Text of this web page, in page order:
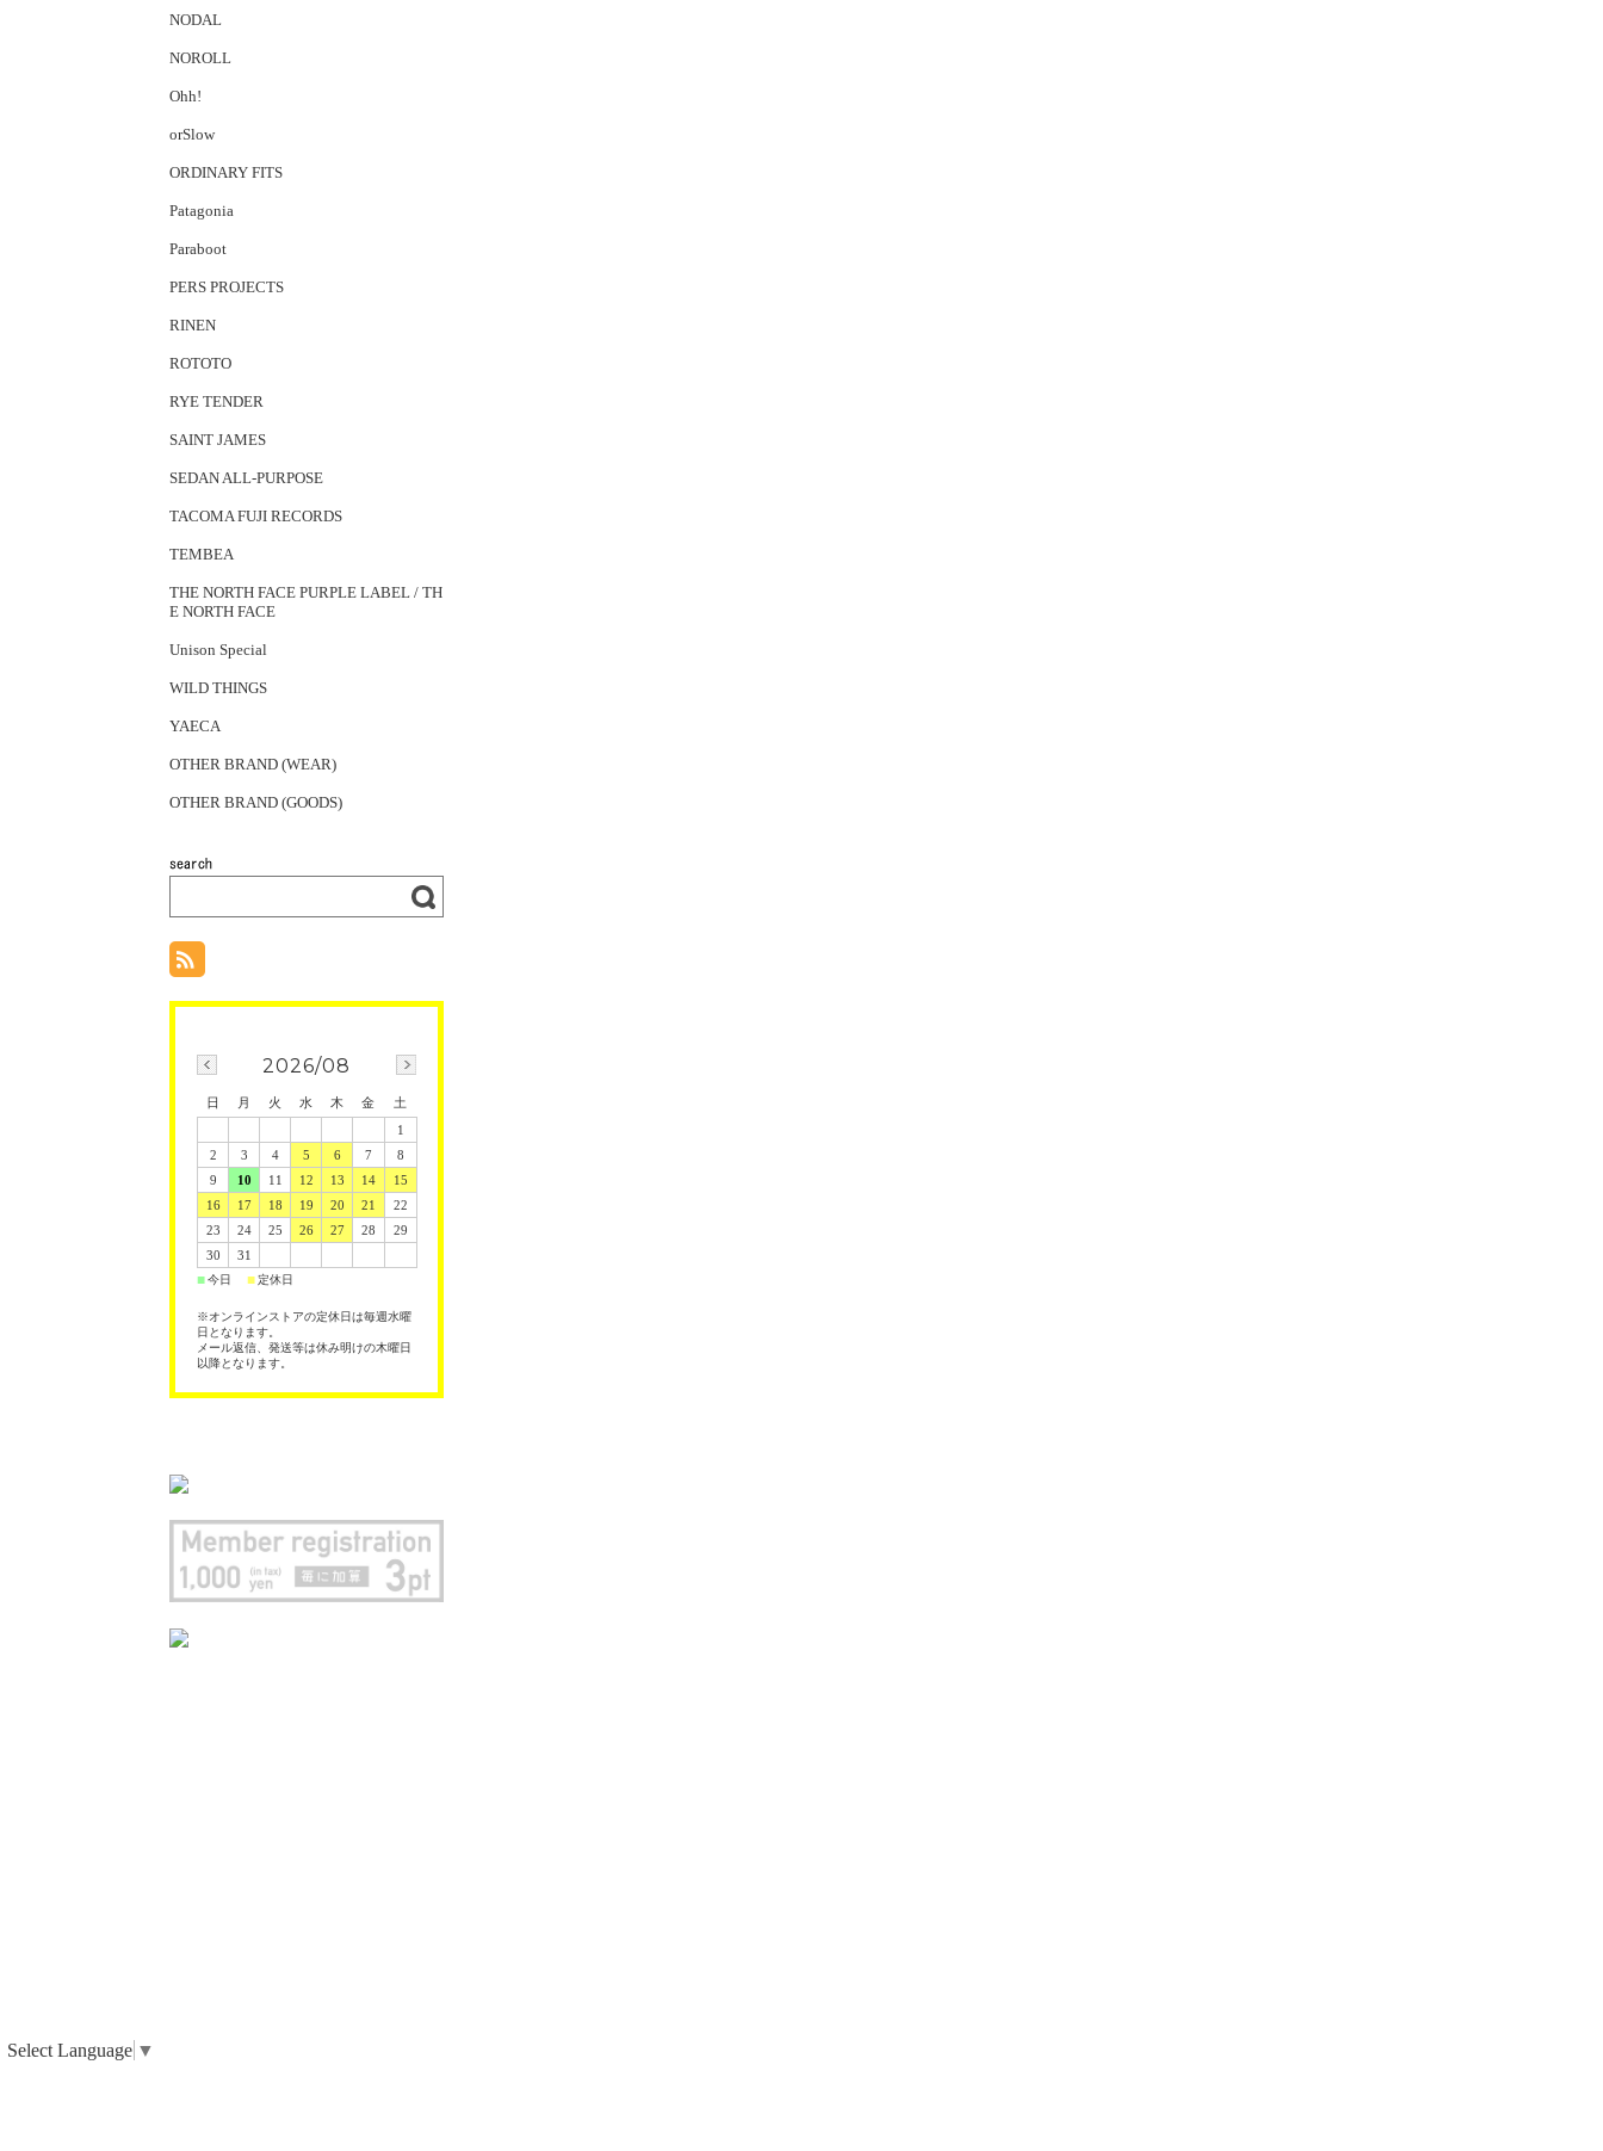
NODAL
NOROLL
Ohh!
orSlow
ORDINARY FITS
Patagonia
Paraboot
PERS PROJECTS
RINEN
ROTOTO
RYE TENDER
SAINT JAMES
SEDAN ALL-PURPOSE
TACOMA FUJI RECORDS
TEMBEA
THE NORTH FACE PURPLE LABEL / TH
E NORTH FACE
Unison Special
WILD THINGS
YAECA
OTHER BRAND (WEAR)
OTHER BRAND (GOODS)
2026/08
日 月 火 水 木 金
土
1
2
3 4 5 6 7
8
9
10 11 12 13 14
15
16
17 18 19 20 21
22
23
24 25 26 27 28
29
30
31
■今日 ■定休日
※オンラインストアの定休日は毎週水曜
日となります。
メール返信、発送等は休み明けの木曜日
以降となります。
Select Language ▼